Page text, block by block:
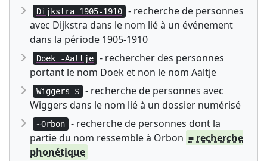
Dijkstra 1905-1910
- recherche de personnes
avec Dijkstra dans le nom lié à un événement
dans la période 1905-1910
Doek -Aaltje
- rechercher des personnes
portant le nom Doek et non le nom Aaltje
Wiggers $
- recherche de personnes avec
Wiggers dans le nom lié à un dossier numérisé
~Orbon
- recherche de personnes dont la
partie du nom ressemble à Orbon = recherche
phonétique